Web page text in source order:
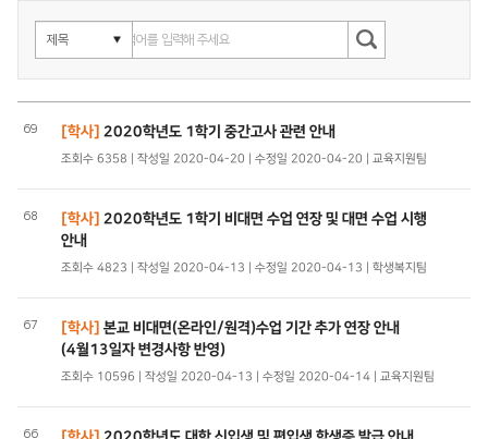
69 [학사] 2020학년도 1학기 중간고사 관련 안내
조회수 6358 | 작성일 2020-04-20 | 수정일 2020-04-20 | 교육지원팀
68 [학사] 2020학년도 1학기 비대면 수업 연장 및 대면 수업 시행
안내
조회수 4823 | 작성일 2020-04-13 | 수정일 2020-04-13 | 학생복지팀
67 [학사] 본교 비대면(온라인/원격)수업 기간 추가 연장 안내
(4월13일자 변경사항 반영)
조회수 10596 | 작성일 2020-04-13 | 수정일 2020-04-14 | 교육지원팀
66